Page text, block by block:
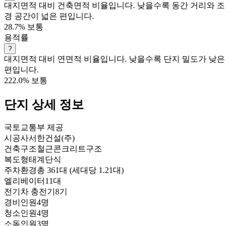
대지면적 대비 건축면적 비율입니다. 낮을수록 동간 거리와 조
경 공간이 넓은 편입니다.
28.7% 보통
용적률
?
대지면적 대비 연면적 비율입니다. 낮을수록 단지 밀도가 낮은
편입니다.
222.0% 보통
단지 상세 정보
국토교통부 제공
시공사서한건설(주)
건축구조철근콘크리트구조
복도형태계단식
주차환경총 361대 (세대당 1.21대)
엘리베이터 11대
전기차 충전기 8기
경비인원4명
청소인원4명
소독인원3명